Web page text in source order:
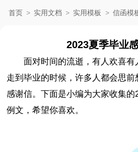
首页 > 实用文档 > 实用模板 > 信函模
2023夏季毕业
面对时间的流逝，有人欢喜
走到毕业的时候，许多人都会思
感谢信。下面是小编为大家收集的
例文，希望你喜欢。